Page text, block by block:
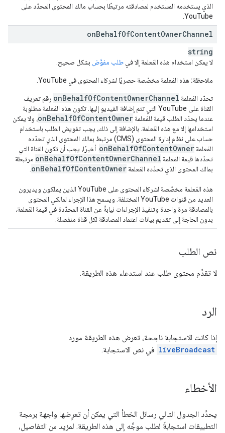
الذي يستخدمه المستخدم لمصادقته مرتبطًا بحساب مالك المحتوى المحدّد على
YouTube.
onBehalfOfContentOwnerChannel
string
لا يمكن استخدام هذه المَعلمة إلا في طلب مفوَّض بشكل صحيح.
ملاحظة: هذه المَعلمة مخصّصة حصريًا لشركاء المحتوى في YouTube.
تحدّد المَعلمة onBehalfOfContentOwnerChannel رقم تعريف
القناة على YouTube التي تتم إضافة الفيديو إليها. تكون هذه المَعلمة مطلوبة
عندما يحدّد الطلب قيمة للمَعلمة onBehalfOfContentOwner، ولا يمكن
استخدامها إلا مع هذه المَعلمة. بالإضافة إلى ذلك، يجب تفويض الطلب باستخدام
حساب على نظام إدارة المحتوى (CMS) مرتبط بمالك المحتوى الذي تحدّده
المَعلمة onBehalfOfContentOwner . أخيرًا، يجب أن تكون القناة التي
تحدّدها قيمة المَعلمة onBehalfOfContentOwnerChannel مرتبطة
بمالك المحتوى الذي تحدّده المَعلمة onBehalfOfContentOwner
هذه المَعلمة مخصّصة لشركاء المحتوى على YouTube الذين يملكون ويديرون
العديد من قنوات YouTube المختلفة. ويسمح هذا الإجراء لمالكي المحتوى
بالمصادقة مرة واحدة وتنفيذ الإجراءات نيابةً عن القناة المحدّدة في قيمة المَعلمة،
بدون الحاجة إلى تقديم بيانات اعتماد المصادقة لكل قناة منفصلة.
نص الطلب
لا تقدِّم محتوى طلب عند استدعاء هذه الطريقة.
الرد
إذا كانت الاستجابة ناجحة، تعرض هذه الطريقة مورد
liveBroadcast في نص الاستجابة.
الأخطاء
يحدِّد الجدول التالي رسائل الخطأ التي يمكن أن تعرِضها واجهة برمجة
التطبيقات استجابةً لطلب موجَّه إلى هذه الطريقة. لمزيد من التفاصيل،